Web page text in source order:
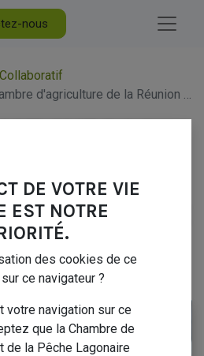
nous
de la Réunion sur la filière Arbre à Pain
AVEC LA
DE LA
LA FILIÈRE
FABRESSE
DE VOTRE VIE
EST NOTRE
des cookies de ce
ce navigateur ?
votre navigation sur ce
que la Chambre de
de la Pêche Lagonaire